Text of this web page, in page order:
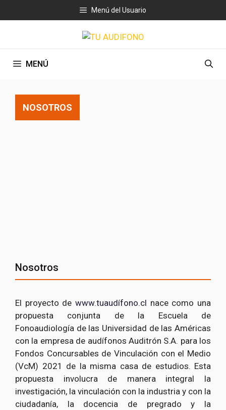
al
Menú del Usuario
MENÚ
NOSOTROS
Nosotros
El proyecto de www.tuaudífono.cl nace como una
propuesta conjunta de la Escuela de
Fonoaudiología de las Universidad de las Américas
con la empresa de audífonos Auditrón S.A. para los
Fondos Concursables de Vinculación con el Medio
(VcM) 2021 de la misma casa de estudios. Esta
propuesta involucra de manera integral la
investigación, la vinculación con la industria y con la
ciudadanía, la docencia de pregrado y la